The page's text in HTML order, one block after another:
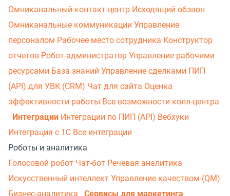
Омниканальный контакт-центр Исходящий обзвон
Омниканальные коммуникации Управление
персоналом Рабочее место сотрудника Конструктор
отчетов Робот-администратор Управление рабочими
ресурсами База знаний Управление сделками ПИП
(API) для УВК (CRM) Чат для сайта Оценка
эффективности работы Все возможности колл-центра
Интеграции Интеграции по ПИП (API) Вебхуки
Интеграция с 1С Все интеграции
Роботы и аналитика
Голосовой робот Чат-бот Речевая аналитика
Искусственный интеллект Управление качеством (QM)
Бизнес-аналитика
Сервисы для маркетинга